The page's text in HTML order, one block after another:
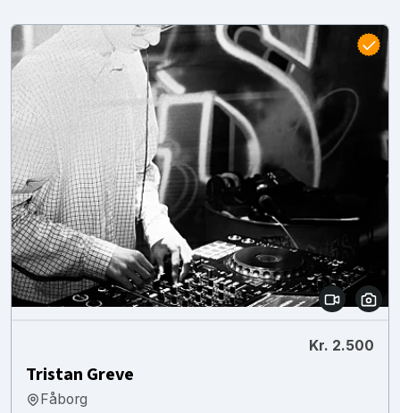
Kr. 2.500
Tristan Greve
Fåborg